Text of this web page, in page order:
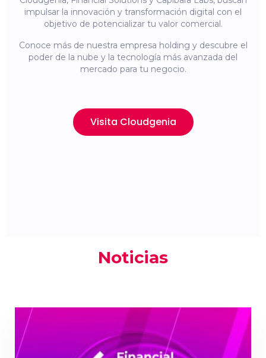
impulsar la innovación y transformación digital con el
objetivo de potencializar tu valor comercial.
Conoce más de nuestra empresa holding y descubre el
poder de la nube y la tecnología más avanzada del
mercado para tu negocio.
Visita Cloudgenia
Noticias